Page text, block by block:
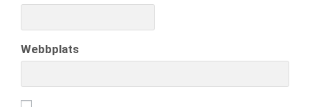
Webbplats